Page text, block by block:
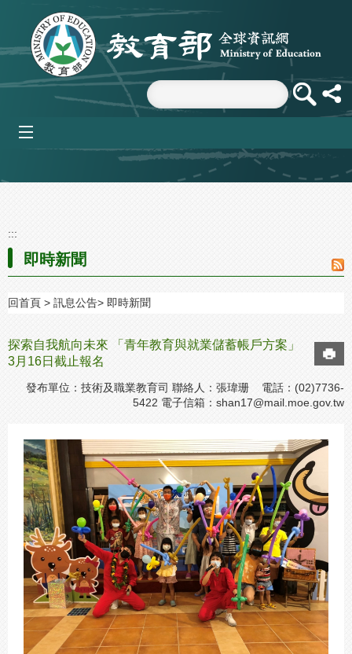
跳到主要內容區塊
:::
即時新聞
回首頁 訊息公告 即時新聞
探索自我航向未來 「青年教育與就業儲蓄帳戶方案」
3月16日截止報名
發布單位：技術及職業教育司 聯絡人：張瑋珊 電話：(02)7736-
5422 電子信箱： shan17@mail.moe.gov.tw